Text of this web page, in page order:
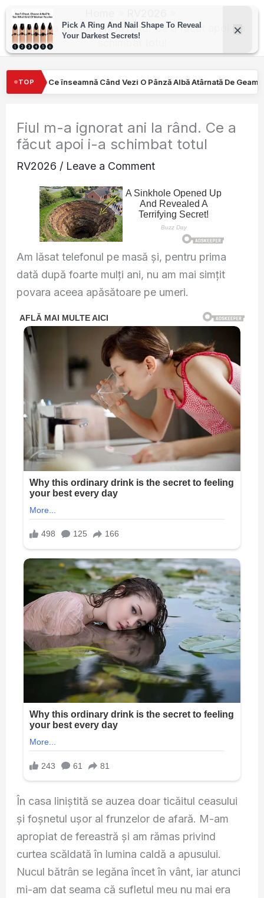
content
Fiul m-a ignorat ani la rând. Ce a făcut apoi i-a
TOP
Vezi O Pânză Albă Atârnată De Geamul Unei Mașini. Semnalul…
Fiul m-a ignorat ani la rând. Ce a
făcut apoi i-a schimbat totul
RV2026 / Leave a Comment
Am lăsat telefonul pe masă și, pentru prima
dată după foarte mulți ani, nu am mai simțit
povara aceea apăsătoare pe umeri.
În casa liniștită se auzea doar ticăitul ceasului
și foșnetul ușor al frunzelor de afară. M-am
apropiat de fereastră și am rămas privind
curtea scăldată în lumina caldă a apusului.
Nucul bătrân se legăna încet în vânt, iar atunci
mi-am dat seama că sufletul meu nu mai era